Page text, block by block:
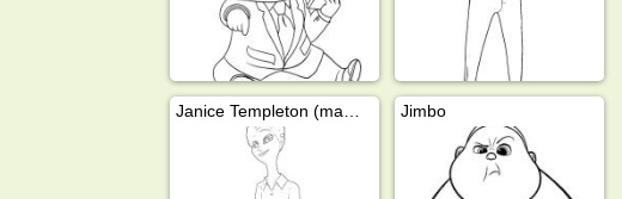
Jimbo